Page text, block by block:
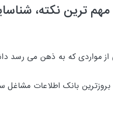
مهم ترین نکته،
که به ذهن می رسد
و بروزترین بانک اطلاعات